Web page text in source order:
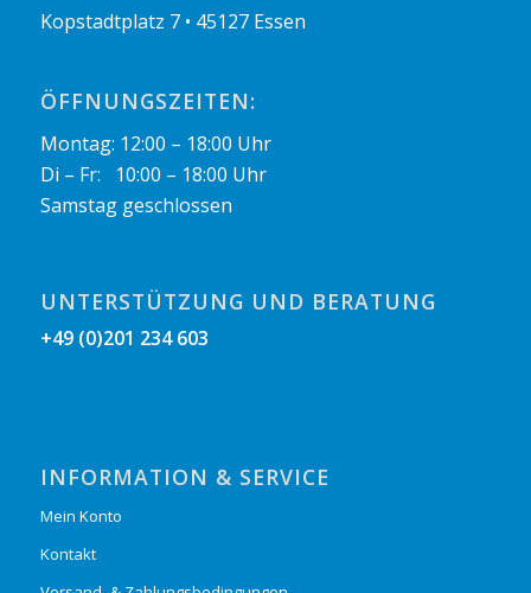
Kopstadtplatz 7 • 45127 Essen
ÖFFNUNGSZEITEN:
Montag: 12:00 – 18:00 Uhr
Di – Fr: 10:00 – 18:00 Uhr
Samstag geschlossen
UNTERSTÜTZUNG UND BERATUNG
+49 (0)201 234 603
INFORMATION & SERVICE
Mein Konto
Kontakt